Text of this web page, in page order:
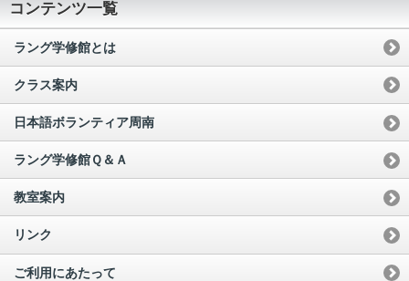
コンテンツ一覧
ラング学修館とは
クラス案内
日本語ボランティア周南
ラング学修館Ｑ＆Ａ
教室案内
リンク
ご利用にあたって